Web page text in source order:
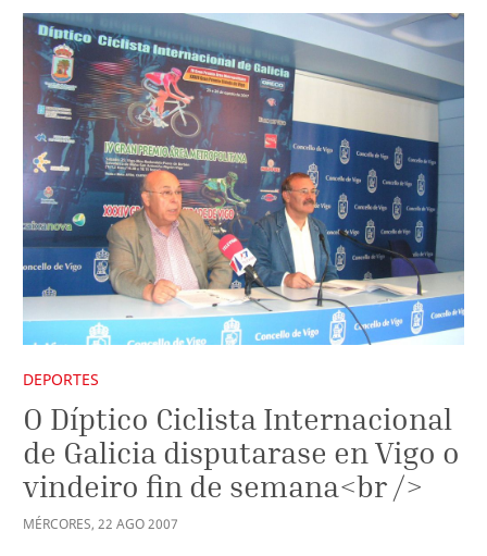
DEPORTES
O Díptico Ciclista Internacional
de Galicia disputarase en Vigo o
vindeiro fin de semana<br />
MÉRCORES, 22 AGO2007